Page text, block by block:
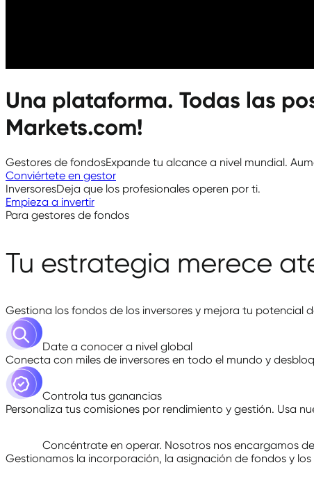
Una plataforma. Todas las
Markets.com!
Gestores de fondosExpande tu alcance a nivel mundial.
Conviértete en gestor
InversoresDeja que los profesionales operen por ti.
Empieza a invertir
Para gestores de fondos
Tu estrategia merece
Gestiona los fondos de los inversores y mejora tu potencial
Date a conocer a nivel global
Conecta con miles de inversores en todo el mundo y
Controla tus ganancias
Personaliza tus comisiones por rendimiento y gestión. Usa
Concéntrate en operar. Nosotros nos encargamos
Gestionamos la incorporación, la asignación de fondos y